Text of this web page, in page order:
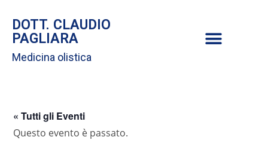
DOTT. CLAUDIO
PAGLIARA
Medicina olistica
« Tutti gli Eventi
Questo evento è passato.